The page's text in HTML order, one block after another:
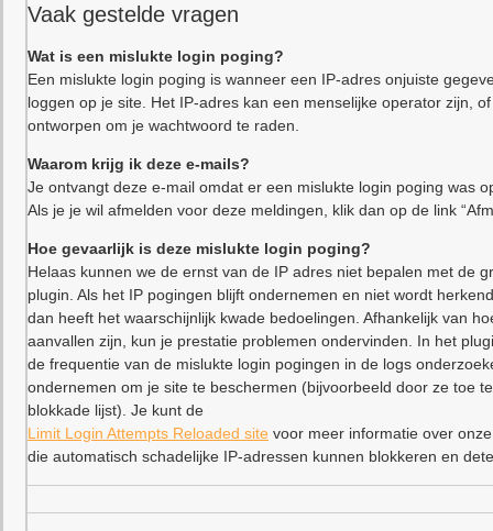
Vaak gestelde vragen
Wat is een mislukte login poging?
Een mislukte login poging is wanneer een IP-adres onjuiste
loggen op je site. Het IP-adres kan een menselijke operator zijn,
ontworpen om je wachtwoord te raden.
Waarom krijg ik deze e-mails?
Je ontvangt deze e-mail omdat er een mislukte login poging was
Als je je wil afmelden voor deze meldingen, klik dan op de link
Hoe gevaarlijk is deze mislukte login poging?
Helaas kunnen we de ernst van de IP adres niet bepalen met de
plugin. Als het IP pogingen blijft ondernemen en niet wordt
dan heeft het waarschijnlijk kwade bedoelingen. Afhankelijk van
aanvallen zijn, kun je prestatie problemen ondervinden. In het
de frequentie van de mislukte login pogingen in de logs
ondernemen om je site te beschermen (bijvoorbeeld door ze toe
blokkade lijst). Je kunt de
Limit Login Attempts Reloaded site voor meer informatie over
die automatisch schadelijke IP-adressen kunnen blokkeren en